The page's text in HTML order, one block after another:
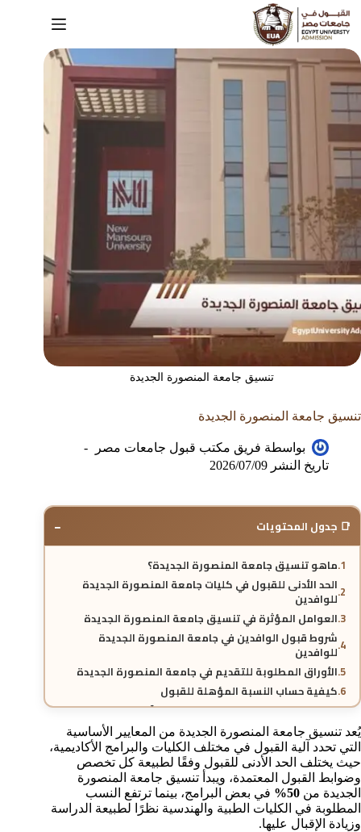
تنسيق جامعة المنصورة الجديدة
تنسيق جامعة المنصورة الجديدة
بواسطة فريق مكتب قبول جامعات مصر
تاريخ النشر 2026/07/09
📑 جدول المحتويات −
ماهو تنسيق جامعة المنصورة الجديدة؟
الحد الأدنى للقبول في كليات جامعة المنصورة الجديدة
للوافدين
العوامل المؤثرة في تنسيق جامعة المنصورة الجديدة
شروط قبول الوافدين في جامعة المنصورة الجديدة
للوافدين
الأوراق المطلوبة للتقديم في جامعة المنصورة الجديدة
كيفية حساب النسبة المؤهلة للقبول
هل يختلف التنسيق من عام دراسي إلى آخر؟
التخصصات الأعلى تنسيقًا في جامعة المنصورة الجديدة
مقارنة تنسيق جامعة المنصورة الجديدة بالجامعات الأهلية
الأخرى
نظام الدراسة والساعات المعتمدة بالجامعة
مدة الدراسة في كليات جامعة المنصورة الجديدة للوافدين
خطوات التسجيل بعد ظهور نتيجة التنسيق
يُعد تنسيق جامعة المنصورة الجديدة من المعايير الأساسية
التي تحدد آلية القبول في مختلف الكليات والبرامج الأكاديمية،
حيث يختلف الحد الأدنى للقبول وفقًا لطبيعة كل تخصص
وضوابط القبول المعتمدة، ويبدأ تنسيق جامعة المنصورة
الجديدة من 50%
في بعض البرامج، بينما ترتفع النسب
المطلوبة في الكليات الطبية والهندسية نظرًا لطبيعة الدراسة
وزيادة الإقبال عليها.